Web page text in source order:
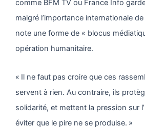
comme BFM TV ou France Info
malgré l’importance internationale
note une forme de « blocus
opération humanitaire.
« Il ne faut pas croire que ces
servent à rien. Au contraire, ils
solidarité, et mettent la pression sur
éviter que le pire ne se produise. »